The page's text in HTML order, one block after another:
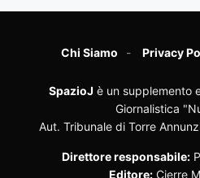
Chi Siamo Privacy
SpazioJ è un supplemento
Giornalistica
Aut. Tribunale di Torre
Direttore responsabile:
Editore: Cierre